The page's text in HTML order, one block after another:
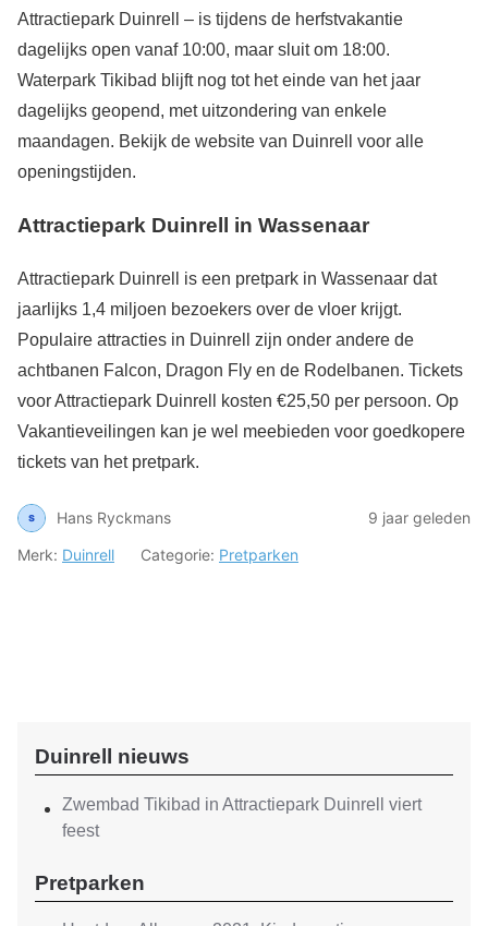
Attractiepark Duinrell – is tijdens de herfstvakantie
dagelijks open vanaf 10:00, maar sluit om 18:00.
Waterpark Tikibad blijft nog tot het einde van het jaar
dagelijks geopend, met uitzondering van enkele
maandagen. Bekijk de website van Duinrell voor alle
openingstijden.
Attractiepark Duinrell in Wassenaar
Attractiepark Duinrell is een pretpark in Wassenaar dat
jaarlijks 1,4 miljoen bezoekers over de vloer krijgt.
Populaire attracties in Duinrell zijn onder andere de
achtbanen Falcon, Dragon Fly en de Rodelbanen. Tickets
voor Attractiepark Duinrell kosten €25,50 per persoon. Op
Vakantieveilingen kan je wel meebieden voor goedkopere
tickets van het pretpark.
Hans Ryckmans
9 jaar geleden
Merk: Duinrell Categorie: Pretparken
Duinrell nieuws
Zwembad Tikibad in Attractiepark Duinrell viert
feest
Pretparken